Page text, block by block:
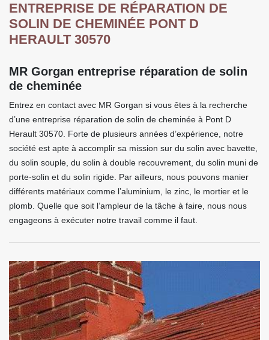
ENTREPRISE DE RÉPARATION DE
SOLIN DE CHEMINÉE PONT D
HERAULT 30570
MR Gorgan entreprise réparation de solin
de cheminée
Entrez en contact avec MR Gorgan si vous êtes à la recherche
d’une entreprise réparation de solin de cheminée à Pont D
Herault 30570. Forte de plusieurs années d’expérience, notre
société est apte à accomplir sa mission sur du solin avec bavette,
du solin souple, du solin à double recouvrement, du solin muni de
porte-solin et du solin rigide. Par ailleurs, nous pouvons manier
différents matériaux comme l’aluminium, le zinc, le mortier et le
plomb. Quelle que soit l’ampleur de la tâche à faire, nous nous
engageons à exécuter notre travail comme il faut.